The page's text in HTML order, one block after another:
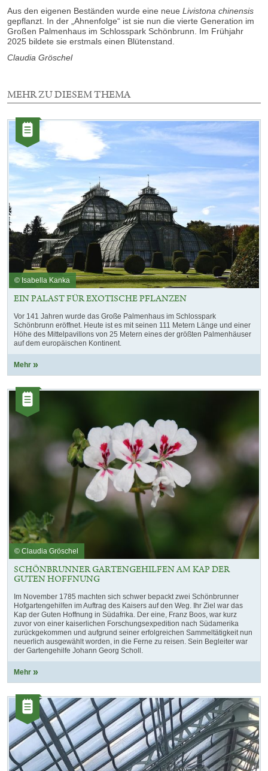
Aus den eigenen Beständen wurde eine neue Livistona chinensis
gepflanzt. In der „Ahnenfolge“ ist sie nun die vierte Generation im
Großen Palmenhaus im Schlosspark Schönbrunn. Im Frühjahr
2025 bildete sie erstmals einen Blütenstand.
Claudia Gröschel
MEHR ZU DIESEM THEMA
Elemente
dieser
Auswahl
Kategorie:
Artikel
© Isabella Kanka
EIN PALAST FÜR EXOTISCHE PFLANZEN
Vor 141 Jahren wurde das Große Palmenhaus im Schlosspark
Schönbrunn eröffnet. Heute ist es mit seinen 111 Metern Länge und einer
Höhe des Mittelpavillons von 25 Metern eines der größten Palmenhäuser
auf dem europäischen Kontinent.
Mehr
Kategorie:
Artikel
© Claudia Gröschel
SCHÖNBRUNNER GARTENGEHILFEN AM KAP DER
GUTEN HOFFNUNG
Im November 1785 machten sich schwer bepackt zwei Schönbrunner
Hofgartengehilfen im Auftrag des Kaisers auf den Weg. Ihr Ziel war das
Kap der Guten Hoffnung in Südafrika. Der eine, Franz Boos, war kurz
zuvor von einer kaiserlichen Forschungsexpedition nach Südamerika
zurückgekommen und aufgrund seiner erfolgreichen Sammeltätigkeit nun
neuerlich ausgewählt worden, in die Ferne zu reisen. Sein Begleiter war
der Gartengehilfe Johann Georg Scholl.
Mehr
Kategorie:
Artikel